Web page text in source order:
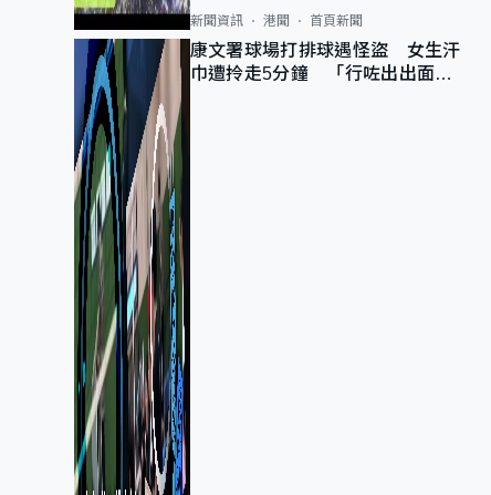
新聞資訊 港聞 首頁新聞
康文署球場打排球遇怪盜 女生汗
巾遭拎走5分鐘 「行咗出出面唔